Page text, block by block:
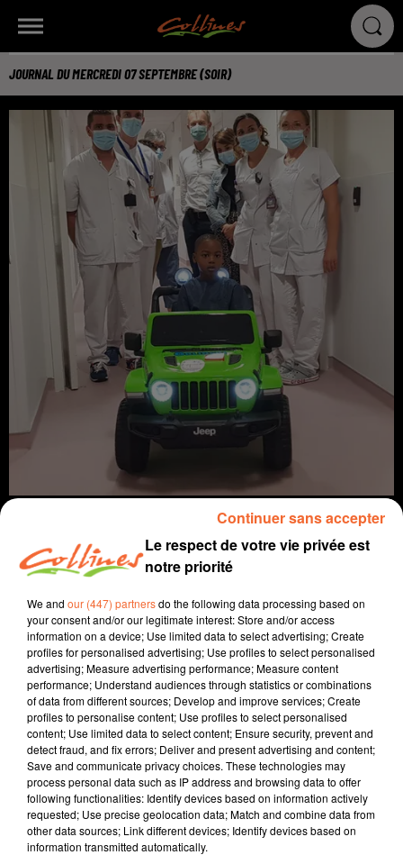
JOURNAL DU MERCREDI 07 SEPTEMBRE (SOIR)
7 septembre 2022 - 15 min 9 sec
JOURNAL DU MERCREDI 07 SEPTEMBRE (SOIR)
Fabien Gazeau
L'info près de chez vous
Présenté par Fabien Gazeau
- Malgré la sécheresse, l'alimentation en eau potable
est assurée jusqu'à la fin de l'année en Deux-Sèvres
- Les municipalités doivent faire face aux contraintes
budgétaires, exemple à Bressuire
Le respect de votre vie privée est
notre priorité
We and our (447) partnersdo the following data processing based on
your consent and/or our legitimate interest: Store and/or access
information on a device; Use limited data to select advertising; Create
profiles for personalised advertising; Use profiles to select personalised
advertising; Measure advertising performance; Measure content
performance; Understand audiences through statistics or combinations
of data from different sources; Develop and improve services; Create
profiles to personalise content; Use profiles to select personalised
content; Use limited data to select content; Ensure security, prevent and
detect fraud, and fix errors; Deliver and present advertising and content;
Save and communicate privacy choices. These technologies may
process personal data such as IP address and browsing data to offer
following functionalities: Identify devices based on information actively
requested; Use precise geolocation data; Match and combine data from
other data sources; Link different devices; Identify devices based on
information transmitted automatically.
Continuer sans accepter